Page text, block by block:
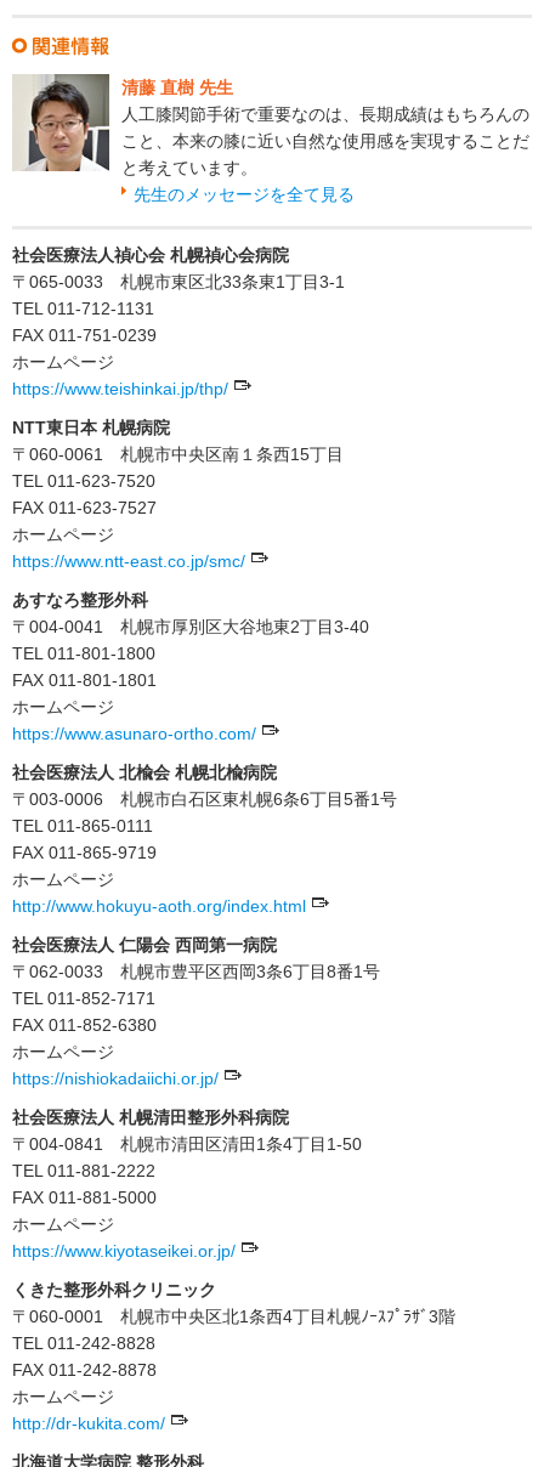
清藤 直樹 先生
人工膝関節手術で重要なのは、長期成績はもちろんの
こと、本来の膝に近い自然な使用感を実現することだ
と考えています。
先生のメッセージを全て見る
社会医療法人禎心会 札幌禎心会病院
〒065-0033 札幌市東区北33条東1丁目3-1
TEL 011-712-1131
FAX 011-751-0239
ホームページ
https://www.teishinkai.jp/thp/
NTT東日本 札幌病院
〒060-0061 札幌市中央区南１条西15丁目
TEL 011-623-7520
FAX 011-623-7527
ホームページ
https://www.ntt-east.co.jp/smc/
あすなろ整形外科
〒004-0041 札幌市厚別区大谷地東2丁目3-40
TEL 011-801-1800
FAX 011-801-1801
ホームページ
https://www.asunaro-ortho.com/
社会医療法人 北楡会 札幌北楡病院
〒003-0006 札幌市白石区東札幌6条6丁目5番1号
TEL 011-865-0111
FAX 011-865-9719
ホームページ
http://www.hokuyu-aoth.org/index.html
社会医療法人 仁陽会 西岡第一病院
〒062-0033 札幌市豊平区西岡3条6丁目8番1号
TEL 011-852-7171
FAX 011-852-6380
ホームページ
https://nishiokadaiichi.or.jp/
社会医療法人 札幌清田整形外科病院
〒004-0841 札幌市清田区清田1条4丁目1-50
TEL 011-881-2222
FAX 011-881-5000
ホームページ
https://www.kiyotaseikei.or.jp/
くきた整形外科クリニック
〒060-0001 札幌市中央区北1条西4丁目札幌ﾉｰｽﾌﾟﾗｻﾞ3階
TEL 011-242-8828
FAX 011-242-8878
ホームページ
http://dr-kukita.com/
北海道大学病院 整形外科